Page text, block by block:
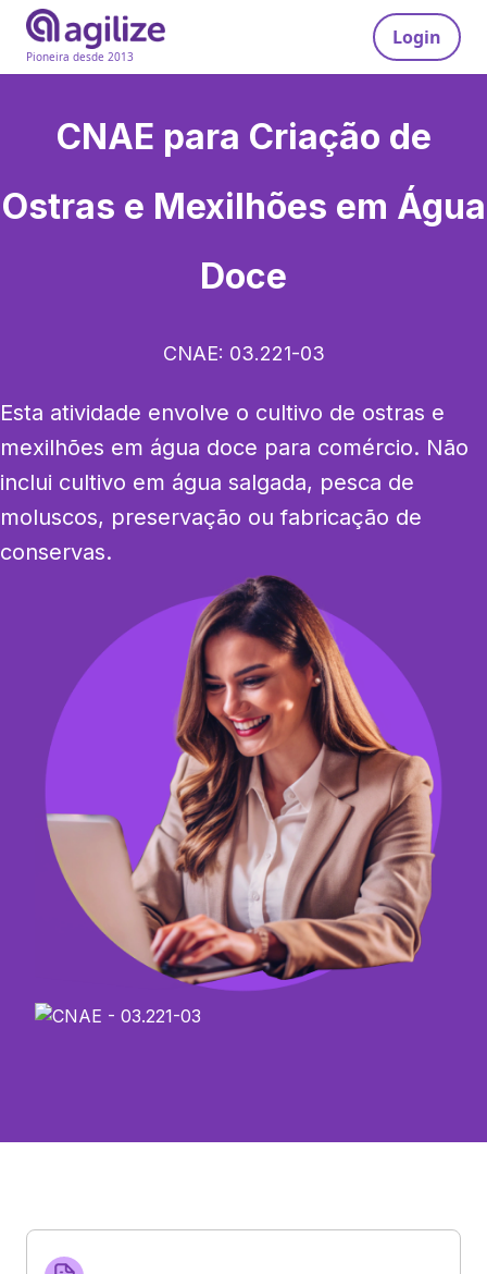
Pioneira desde 2013
Login
CNAE para Criação de
Ostras e Mexilhões em Água
Doce
CNAE: 03.221-03
Esta atividade envolve o cultivo de ostras e
mexilhões em água doce para comércio. Não
inclui cultivo em água salgada, pesca de
moluscos, preservação ou fabricação de
conservas.